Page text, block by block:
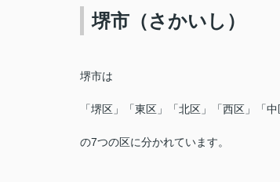
堺市（さかいし）
堺市は
「堺区」「東区」「北区」「西区」「
の7つの区に分かれています。